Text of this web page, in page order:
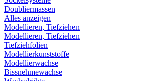
Doubliermassen
Alles anzeigen
Modellieren, Tiefziehen
Modellieren, Tiefziehen
Tiefziehfolien
Modellierkunststoffe
Modellierwachse
Bissnehmewachse